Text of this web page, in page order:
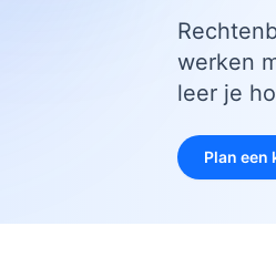
werken
leer je
Plan een